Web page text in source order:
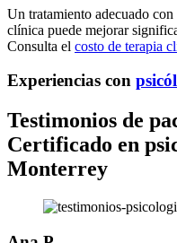
Un tratamiento adecuado
clínica puede mejorar
Consulta el costo de terapia
Experiencias con
Testimonios de
Certificado en
Monterrey